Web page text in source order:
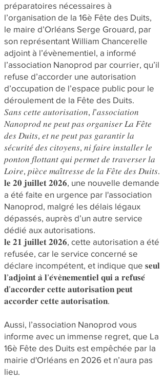
préparatoires nécessaires à
l’organisation de la 16è Fête des Duits,
le maire d’Orléans Serge Grouard, par
son représentant William Chancerelle
adjoint à l’évènementiel, a informé
l’association Nanoprod par courrier, qu’il
refuse d’accorder une autorisation
d’occupation de l’espace public pour le
déroulement de la Fête des Duits.
𝑆𝑎𝑛𝑠 𝑐𝑒𝑡𝑡𝑒 𝑎𝑢𝑡𝑜𝑟𝑖𝑠𝑎𝑡𝑖𝑜𝑛, 𝑙’𝑎𝑠𝑠𝑜𝑐𝑖𝑎𝑡𝑖𝑜𝑛
𝑁𝑎𝑛𝑜𝑝𝑟𝑜𝑑 𝑛𝑒 𝑝𝑒𝑢𝑡 𝑝𝑎𝑠 𝑜𝑟𝑔𝑎𝑛𝑖𝑠𝑒𝑟 𝐿𝑎 𝐹𝑒̂𝑡𝑒
𝑑𝑒𝑠 𝐷𝑢𝑖𝑡𝑠, 𝑒𝑡 𝑛𝑒 𝑝𝑒𝑢𝑡 𝑝𝑎𝑠 𝑔𝑎𝑟𝑎𝑛𝑡𝑖𝑟 𝑙𝑎
𝑠𝑒́𝑐𝑢𝑟𝑖𝑡𝑒́ 𝑑𝑒𝑠 𝑐𝑖𝑡𝑜𝑦𝑒𝑛𝑠, 𝑛𝑖 𝑓𝑎𝑖𝑟𝑒 𝑖𝑛𝑠𝑡𝑎𝑙𝑙𝑒𝑟 𝑙𝑒
𝑝𝑜𝑛𝑡𝑜𝑛 𝑓𝑙𝑜𝑡𝑡𝑎𝑛𝑡 𝑞𝑢𝑖 𝑝𝑒𝑟𝑚𝑒𝑡 𝑑𝑒 𝑡𝑟𝑎𝑣𝑒𝑟𝑠𝑒𝑟 𝑙𝑎
𝐿𝑜𝑖𝑟𝑒, 𝑝𝑖𝑒̀𝑐𝑒 𝑚𝑎𝑖̂𝑡𝑟𝑒𝑠𝑠𝑒 𝑑𝑒 𝑙𝑎 𝐹𝑒̂𝑡𝑒 𝑑𝑒𝑠 𝐷𝑢𝑖𝑡𝑠.
𝐥𝐞 𝟐𝟎 𝐣𝐮𝐢𝐥𝐥𝐞𝐭 𝟐𝟎𝟐𝟔, une nouvelle demande
a été faite en urgence par l'association
Nanoprod, malgré les délais légaux
dépassés, auprès d’un autre service
dédié aux autorisations.
𝐥𝐞 𝟐𝟏 𝐣𝐮𝐢𝐥𝐥𝐞𝐭 𝟐𝟎𝟐𝟔, cette autorisation a été
refusée, car le service concerné se
déclare incompétent, et indique que 𝐬𝐞𝐮𝐥
𝐥’𝐚𝐝𝐣𝐨𝐢𝐧𝐭 𝐚̀ 𝐥’𝐞́𝐯𝐞̀𝐧𝐞𝐦𝐞𝐧𝐭𝐢𝐞𝐥 𝐪𝐮𝐢 𝐚 𝐫𝐞𝐟𝐮𝐬𝐞́
𝐝’𝐚𝐜𝐜𝐨𝐫𝐝𝐞𝐫 𝐜𝐞𝐭𝐭𝐞 𝐚𝐮𝐭𝐨𝐫𝐢𝐬𝐚𝐭𝐢𝐨𝐧 𝐩𝐞𝐮𝐭
𝐚𝐜𝐜𝐨𝐫𝐝𝐞𝐫 𝐜𝐞𝐭𝐭𝐞 𝐚𝐮𝐭𝐨𝐫𝐢𝐬𝐚𝐭𝐢𝐨𝐧.
Aussi, l’association Nanoprod vous
informe avec un immense regret, que La
16è Fête des Duits est empêchée par la
mairie d'Orléans en 2026 et n’aura pas
lieu.